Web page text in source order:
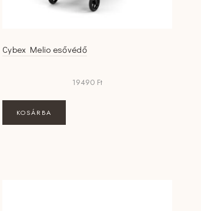
Cybex Melio esővédő
19490 Ft
KOSÁRBA